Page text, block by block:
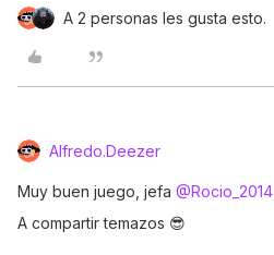
A 2 personas les gusta esto.
Alfredo.Deezer
Muy buen juego, jefa ​ @Rocio_2014
A compartir temazos 😎